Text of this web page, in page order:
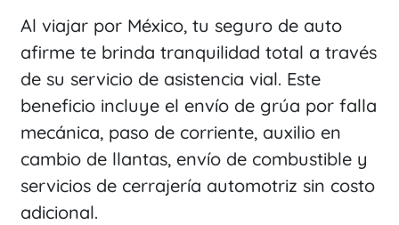
Al viajar por México, tu seguro de auto
afirme te brinda tranquilidad total a través
de su servicio de asistencia vial. Este
beneficio incluye el envío de grúa por falla
mecánica, paso de corriente, auxilio en
cambio de llantas, envío de combustible y
servicios de cerrajería automotriz sin costo
adicional.